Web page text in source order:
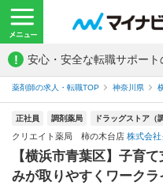
! 安心・安全な転職サポート
薬剤師の求人・転職TOP 神奈川県
正社員 調剤薬局 ドラッグストア（
クリエイト薬局 柿の木台店 株式会
【横浜市青葉区】子育
みが取りやすくワーク